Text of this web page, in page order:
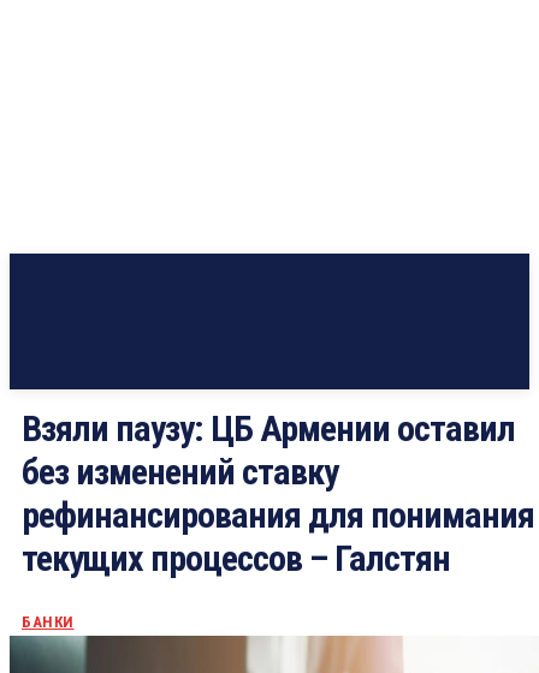
Взяли паузу: ЦБ Армении оставил
без изменений ставку
рефинансирования для понимания
текущих процессов – Галстян
БАНКИ